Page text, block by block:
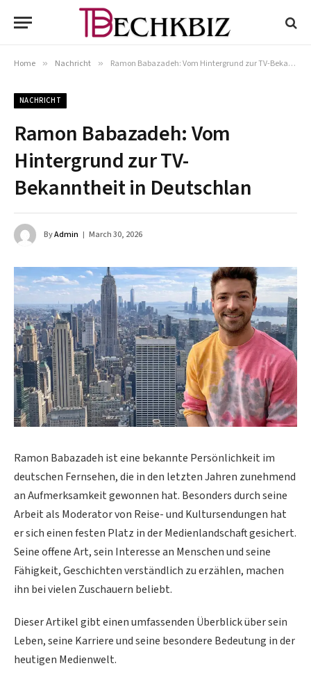
Home » Nachricht » Ramon Babazadeh: Vom Hintergrund zur TV-Bekanntheit in Deutschlan
NACHRICHT
Ramon Babazadeh: Vom
Hintergrund zur TV-
Bekanntheit in Deutschlan
ByAdmin March 30, 2026
Ramon Babazadeh ist eine bekannte Persönlichkeit im
deutschen Fernsehen, die in den letzten Jahren zunehmend
an Aufmerksamkeit gewonnen hat. Besonders durch seine
Arbeit als Moderator von Reise- und Kultursendungen hat
er sich einen festen Platz in der Medienlandschaft gesichert.
Seine offene Art, sein Interesse an Menschen und seine
Fähigkeit, Geschichten verständlich zu erzählen, machen
ihn bei vielen Zuschauern beliebt.
Dieser Artikel gibt einen umfassenden Überblick über sein
Leben, seine Karriere und seine besondere Bedeutung in der
heutigen Medienwelt.